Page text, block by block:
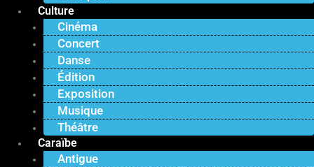
Culture
Cinéma
Concert
Danse
Édition
Exposition
Musique
Théâtre
Caraïbe
Antigue